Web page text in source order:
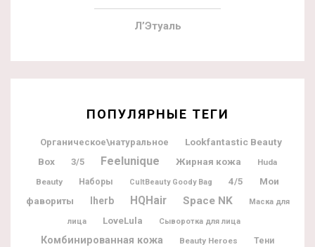
Л’Этуаль
ПОПУЛЯРНЫЕ ТЕГИ
Органическое\натуральное
Lookfantastic Beauty
Box
3/5 Feelunique Жирная кожа
Huda
Beauty
Наборы CultBeauty Goody Bag 4/5
Мои
фавориты
Iherb HQHair Space NK Маска для
лица LoveLula Сыворотка для лица
Комбинированная кожа Beauty Heroes
Тени